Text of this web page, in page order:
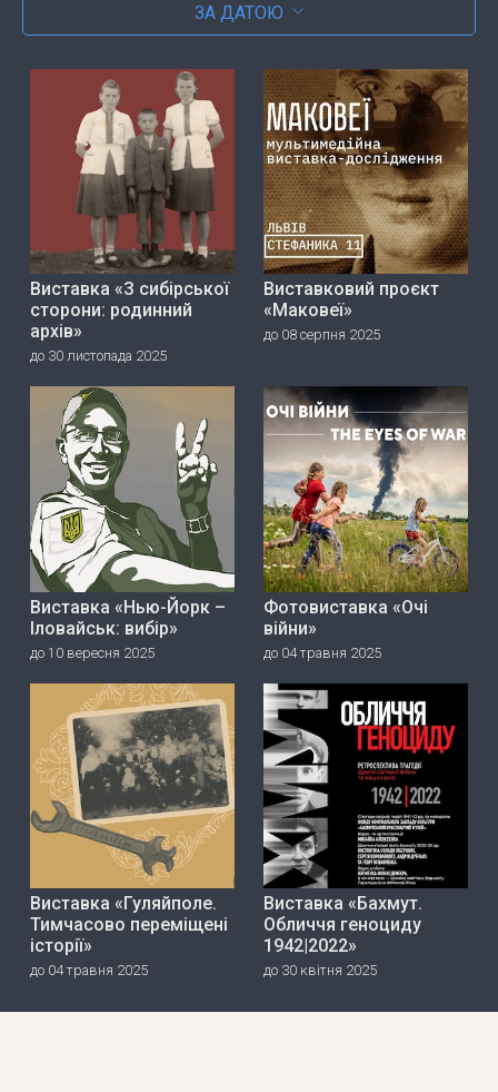
ЗА ДАТОЮ
Виставка «З сибірської
сторони: родинний
архів»
до 30 листопада 2025
Виставковий проєкт
«Маковеї»
до 08 серпня 2025
Виставка «Нью-Йорк –
Іловайськ: вибір»
до 10 вересня 2025
Фотовиставка «Очі
війни»
до 04 травня 2025
Виставка «Гуляйполе.
Тимчасово переміщені
історії»
до 04 травня 2025
Виставка «Бахмут.
Обличчя геноциду
1942|2022»
до 30 квітня 2025